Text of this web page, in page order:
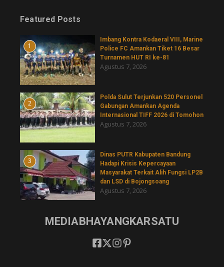
Featured Posts
1
Imbang Kontra Kodaeral VIII, Marine
Police FC Amankan Tiket 16 Besar
Turnamen HUT RI ke-81
Agustus 7, 2026
2
​Polda Sulut Terjunkan 520 Personel
Gabungan Amankan Agenda
Internasional TIFF 2026 di Tomohon
Agustus 7, 2026
3
Dinas PUTR Kabupaten Bandung
Hadapi Krisis Kepercayaan
Masyarakat Terkait Alih Fungsi LP2B
dan LSD di Bojongsoang
Agustus 7, 2026
MEDIABHAYANGKARSATU